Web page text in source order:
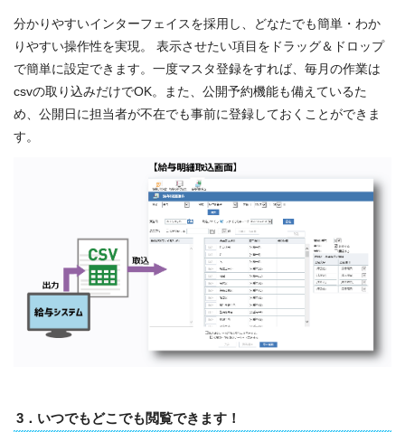
分かりやすいインターフェイスを採用し、どなたでも簡単・わか
りやすい操作性を実現。 表示させたい項目をドラッグ＆ドロップ
で簡単に設定できます。一度マスタ登録をすれば、毎月の作業は
csvの取り込みだけでOK。また、公開予約機能も備えているた
め、公開日に担当者が不在でも事前に登録しておくことができま
す。
3．いつでもどこでも閲覧できます！